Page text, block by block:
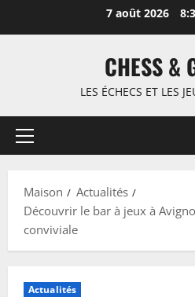
7 août 2026
CHESS &
LES ÉCHECS ET LES
Menu
Maison
Actualités
Découvrir le bar à jeux à
conviviale
Actualités